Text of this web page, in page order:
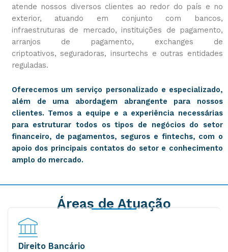
atende nossos diversos clientes ao redor do país e no
exterior, atuando em conjunto com bancos,
infraestruturas de mercado, instituições de pagamento,
arranjos de pagamento, exchanges de
criptoativos, seguradoras, insurtechs e outras entidades
reguladas.
Oferecemos um serviço personalizado e especializado,
além de uma abordagem abrangente para nossos
clientes. Temos a equipe e a experiência necessárias
para estruturar todos os tipos de negócios do setor
financeiro, de pagamentos, seguros e fintechs, com o
apoio dos principais contatos do setor e conhecimento
amplo do mercado.
Áreas de Atuação
Bancário